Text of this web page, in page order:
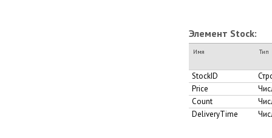
Элемент Stock:
Имя Тип
StockID
Price
Count
DeliveryTime